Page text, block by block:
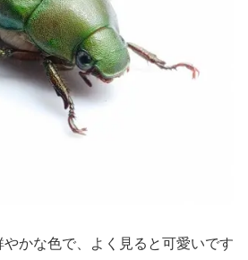
かな色で、よく見ると可愛いです